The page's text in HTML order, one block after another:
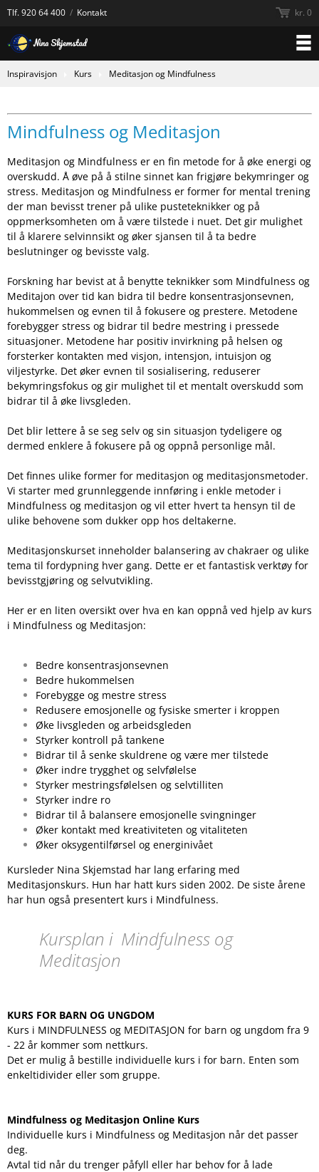
Tlf.920 64 400 / Kontakt kr. 0
Inspiravisjon Kurs Meditasjon og Mindfulness
Mindfulness og Meditasjon
Meditasjon og Mindfulness er en fin metode for å øke energi og
overskudd. Å øve på å stilne sinnet kan frigjøre bekymringer og
stress. Meditasjon og Mindfulness er former for mental trening
der man bevisst trener på ulike pusteteknikker og på
oppmerksomheten om å være tilstede i nuet. Det gir mulighet
til å klarere selvinnsikt og øker sjansen til å ta bedre
beslutninger og bevisste valg.
Forskning har bevist at å benytte teknikker som Mindfulness og
Meditajon over tid kan bidra til bedre konsentrasjonsevnen,
hukommelsen og evnen til å fokusere og prestere. Metodene
forebygger stress og bidrar til bedre mestring i pressede
situasjoner. Metodene har positiv invirkning på helsen og
forsterker kontakten med visjon, intensjon, intuisjon og
viljestyrke. Det øker evnen til sosialisering, reduserer
bekymringsfokus og gir mulighet til et mentalt overskudd som
bidrar til å øke livsgleden.
Det blir lettere å se seg selv og sin situasjon tydeligere og
dermed enklere å fokusere på og oppnå personlige mål.
Det finnes ulike former for meditasjon og meditasjonsmetoder.
Vi starter med grunnleggende innføring i enkle metoder i
Mindfulness og meditasjon og vil etter hvert ta hensyn til de
ulike behovene som dukker opp hos deltakerne.
Meditasjonskurset inneholder balansering av chakraer og ulike
tema til fordypning hver gang. Dette er et fantastisk verktøy for
bevisstgjøring og selvutvikling.
Her er en liten oversikt over hva en kan oppnå ved hjelp av kurs
i Mindfulness og Meditasjon:
Bedre konsentrasjonsevnen
Bedre hukommelsen
Forebygge og mestre stress
Redusere emosjonelle og fysiske smerter i kroppen
Øke livsgleden og arbeidsgleden
Styrker kontroll på tankene
Bidrar til å senke skuldrene og være mer tilstede
Øker indre trygghet og selvfølelse
Styrker mestringsfølelsen og selvtilliten
Styrker indre ro
Bidrar til å balansere emosjonelle svingninger
Øker kontakt med kreativiteten og vitaliteten
Øker oksygentilførsel og energinivået
Kursleder Nina Skjemstad har lang erfaring med
Meditasjonskurs. Hun har hatt kurs siden 2002. De siste årene
har hun også presentert kurs i Mindfulness.
Kursplan i Mindfulness og
Meditasjon
KURS FOR BARN OG UNGDOM
Kurs i MINDFULNESS og MEDITASJON for barn og ungdom fra 9
- 22 år kommer som nettkurs.
Det er mulig å bestille individuelle kurs i for barn. Enten som
enkeltidivider eller som gruppe.
Mindfulness og Meditasjon Online Kurs
Individuelle kurs i Mindfulness og Meditasjon når det passer
deg.
Avtal tid når du trenger påfyll eller har behov for å lade